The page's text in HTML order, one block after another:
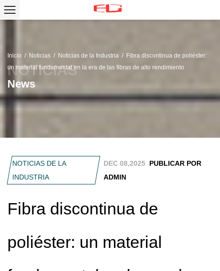
Inicio / Noticias / Noticias de la Industria / Fibra discontinua de poliéster:
un material fundamental en la era de las fibras de alto rendimiento
News
NOTICIAS DE LA
INDUSTRIA
DEC 08,2025 PUBLICAR POR
ADMIN
Fibra discontinua de
poliéster: un material